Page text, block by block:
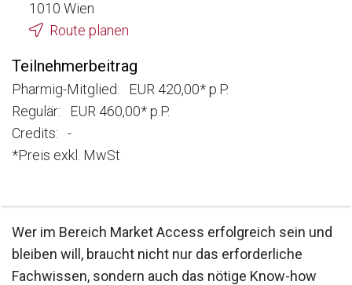
1010 Wien
Route planen
Teilnehmerbeitrag
Pharmig-Mitglied: EUR 420,00* p.P.
Regulär: EUR 460,00* p.P.
Credits: -
*Preis exkl. MwSt
Wer im Bereich Market Access erfolgreich sein und
bleiben will, braucht nicht nur das erforderliche
Fachwissen, sondern auch das nötige Know-how